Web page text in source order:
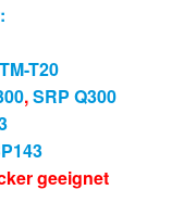
TM-T20
,SRP Q300
geeignet